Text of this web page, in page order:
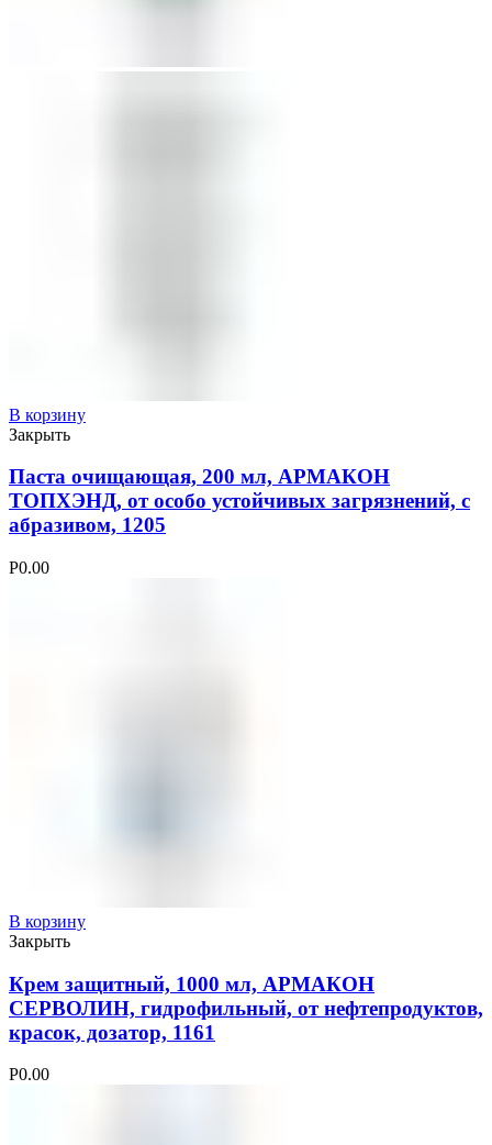
В корзину
Закрыть
Паста очищающая, 200 мл, АРМАКОН
ТОПХЭНД, от особо устойчивых загрязнений, с
абразивом, 1205
Р0.00
В корзину
Закрыть
Крем защитный, 1000 мл, АРМАКОН
СЕРВОЛИН, гидрофильный, от нефтепродуктов,
красок, дозатор, 1161
Р0.00